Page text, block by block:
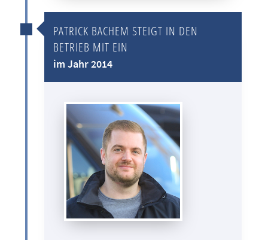
PATRICK BACHEM STEIGT IN DEN
BETRIEB MIT EIN
im Jahr 2014